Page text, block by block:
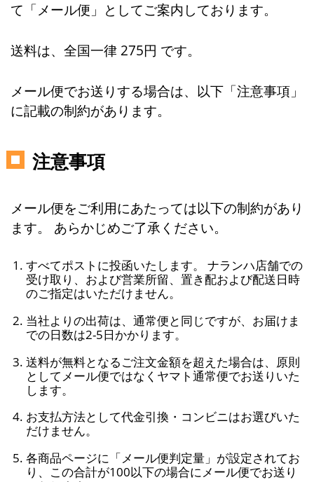
て「メール便」としてご案内しております。
送料は、全国一律 275円 です。
メール便でお送りする場合は、以下「注意事項」
に記載の制約があります。
注意事項
メール便をご利用にあたっては以下の制約があり
ます。 あらかじめご了承ください。
すべてポストに投函いたします。 ナランハ店舗での
受け取り、および営業所留、置き配および配送日時
のご指定はいただけません。
当社よりの出荷は、通常便と同じですが、お届けま
での日数は2-5日かかります。
送料が無料となるご注文金額を超えた場合は、原則
としてメール便ではなくヤマト通常便でお送りいた
します。
お支払方法として代金引換・コンビニはお選びいた
だけません。
各商品ページに「メール便判定量」が設定されてお
り、この合計が100以下の場合にメール便でお送り